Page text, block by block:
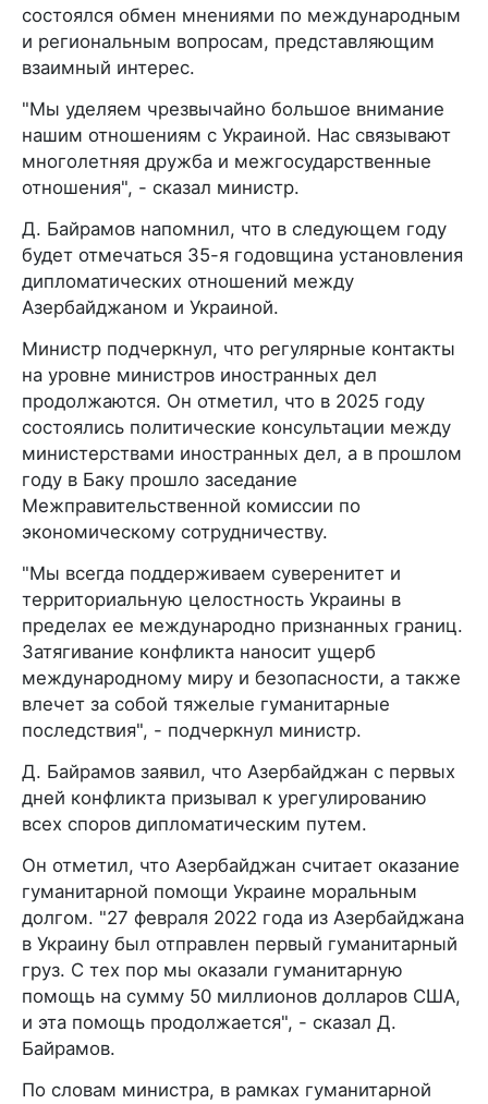
состоялся обмен мнениями по международным
и региональным вопросам, представляющим
взаимный интерес.
"Мы уделяем чрезвычайно большое внимание
нашим отношениям с Украиной. Нас связывают
многолетняя дружба и межгосударственные
отношения", - сказал министр.
Д. Байрамов напомнил, что в следующем году
будет отмечаться 35-я годовщина установления
дипломатических отношений между
Азербайджаном и Украиной.
Министр подчеркнул, что регулярные контакты
на уровне министров иностранных дел
продолжаются. Он отметил, что в 2025 году
состоялись политические консультации между
министерствами иностранных дел, а в прошлом
году в Баку прошло заседание
Межправительственной комиссии по
экономическому сотрудничеству.
"Мы всегда поддерживаем суверенитет и
территориальную целостность Украины в
пределах ее международно признанных границ.
Затягивание конфликта наносит ущерб
международному миру и безопасности, а также
влечет за собой тяжелые гуманитарные
последствия", - подчеркнул министр.
Д. Байрамов заявил, что Азербайджан с первых
дней конфликта призывал к урегулированию
всех споров дипломатическим путем.
Он отметил, что Азербайджан считает оказание
гуманитарной помощи Украине моральным
долгом. "27 февраля 2022 года из Азербайджана
в Украину был отправлен первый гуманитарный
груз. С тех пор мы оказали гуманитарную
помощь на сумму 50 миллионов долларов США,
и эта помощь продолжается", - сказал Д.
Байрамов.
По словам министра, в рамках гуманитарной